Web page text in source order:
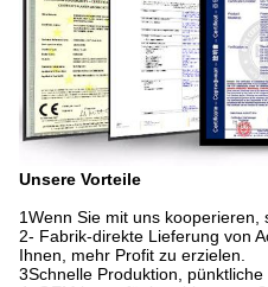
Unsere Vorteile
1Wenn Sie mit uns kooperieren,
2- Fabrik-direkte Lieferung von
Ihnen, mehr Profit zu erzielen.
3Schnelle Produktion, pünktliche